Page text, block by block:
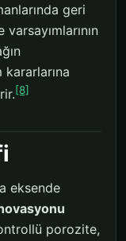
geri
[8]
eksende
porozite,